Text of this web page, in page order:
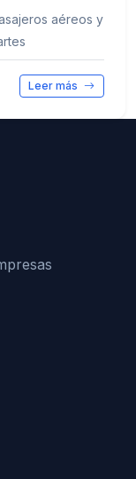
aéreos y
Leer más